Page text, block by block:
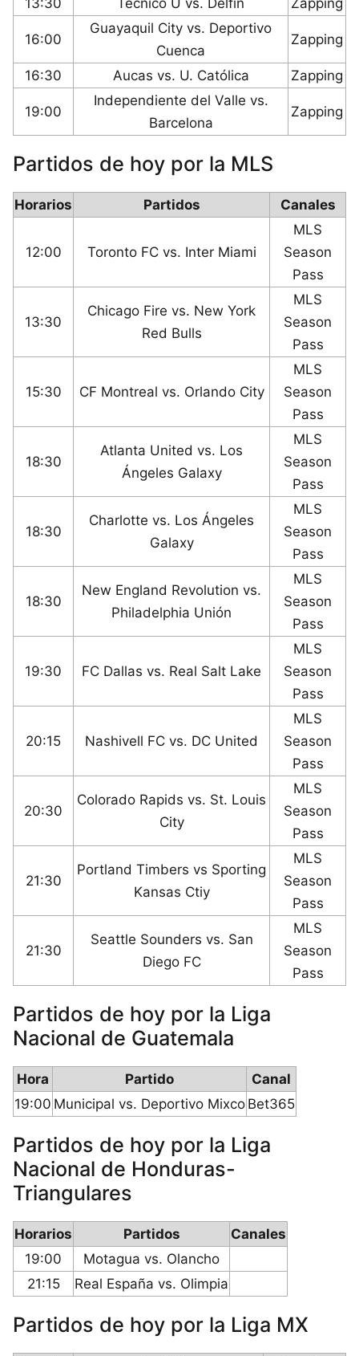
13:30 Técnico U vs. Delfín Zapping
16:00
Guayaquil City vs. Deportivo
Cuenca
Zapping
16:30 Aucas vs. U. Católica Zapping
19:00
Independiente del Valle vs.
Barcelona
Zapping
Partidos de hoy por la MLS
Horarios Partidos Canales
12:00 Toronto FC vs. Inter Miami
MLS
Season
Pass
13:30
Chicago Fire vs. New York
Red Bulls
MLS
Season
Pass
15:30 CF Montreal vs. Orlando City
MLS
Season
Pass
18:30
Atlanta United vs. Los
Ángeles Galaxy
MLS
Season
Pass
18:30
Charlotte vs. Los Ángeles
Galaxy
MLS
Season
Pass
18:30
New England Revolution vs.
Philadelphia Unión
MLS
Season
Pass
19:30 FC Dallas vs. Real Salt Lake
MLS
Season
Pass
20:15 Nashivell FC vs. DC United
MLS
Season
Pass
20:30
Colorado Rapids vs. St. Louis
City
MLS
Season
Pass
21:30
Portland Timbers vs Sporting
Kansas Ctiy
MLS
Season
Pass
21:30
Seattle Sounders vs. San
Diego FC
MLS
Season
Pass
Partidos de hoy por la Liga
Nacional de Guatemala
Hora Partido
Canal
19:00 Municipal vs. Deportivo Mixco Bet365
Partidos de hoy por la Liga
Nacional de Honduras-
Triangulares
Horarios Partidos
Canales
19:00
Motagua vs. Olancho
21:15
Real España vs. Olimpia
Partidos de hoy por la Liga MX